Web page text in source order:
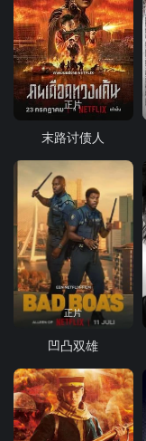
正片
末路讨债人
正片
凹凸双雄